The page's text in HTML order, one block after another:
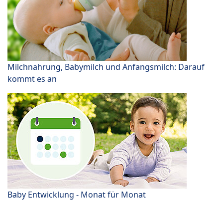
Milchnahrung, Babymilch und Anfangsmilch: Darauf
kommt es an
Baby Entwicklung - Monat für Monat